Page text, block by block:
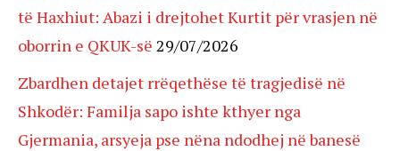
të Haxhiut: Abazi i drejtohet Kurtit për vrasjen në
oborrin e QKUK-së 29/07/2026
Zbardhen detajet rrëqethëse të tragjedisë në
Shkodër: Familja sapo ishte kthyer nga
Gjermania, arsyeja pse nëna ndodhej në banesë